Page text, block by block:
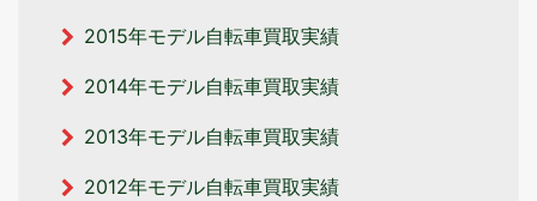
2015年モデル自転車買取実績
2014年モデル自転車買取実績
2013年モデル自転車買取実績
2012年モデル自転車買取実績